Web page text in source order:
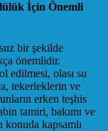
İçin Önemli
bir şekilde
önemlidir.
edilmesi, olası su
tekerleklerin ve
erken teşhis
tamiri, bakımı ve
kapsamlı